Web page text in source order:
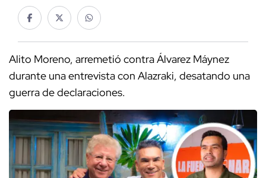
Alito Moreno, arremetió contra Álvarez Máynez
durante una entrevista con Alazraki, desatando una
guerra de declaraciones.